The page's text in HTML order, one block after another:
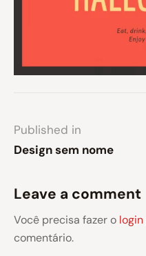
Published in
Design sem nome
Leave a comment
Você precisa fazer o login
comentário.